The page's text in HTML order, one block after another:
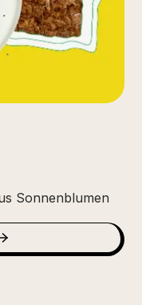
Sonnenblumen